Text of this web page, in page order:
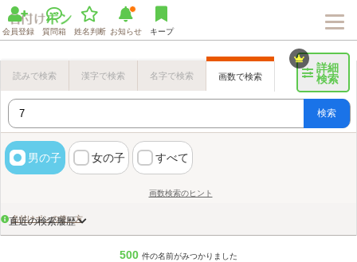
会員登録 質問箱 姓名判断 お知らせ キープ
詳細
検索
読みで検索 漢字で検索 名字で検索 画数で検索
検索
男の子 女の子 すべて
画数検索のヒント
名付けポンの使い方
直近の検索履歴
500 件の名前がみつかりました